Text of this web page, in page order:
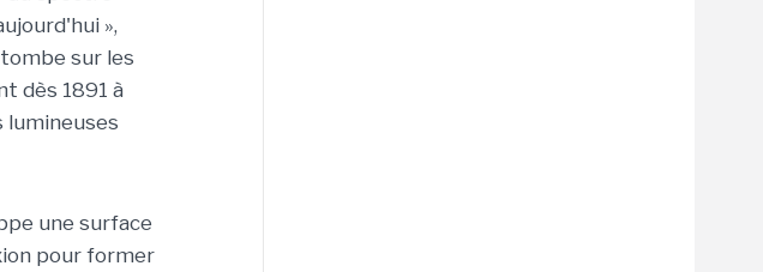
»,
sur les
dès 1891 à
lumineuses
une surface
pour former